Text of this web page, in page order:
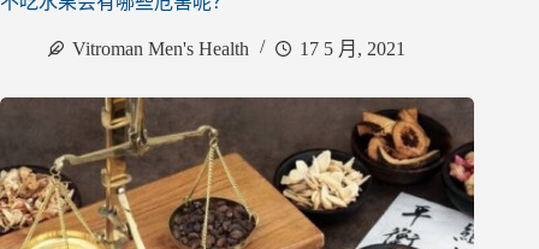
Vitroman Men's Health 17 5 月, 2021